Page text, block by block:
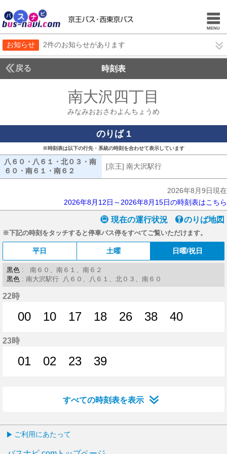
お知らせ 2件のお知らせがあります
戻る 時刻表
南大沢四丁目
みなみおおさわよんちょうめ
のりば 1
※時刻表は以下の行先・系統の時刻を合わせて表示しています
八６０・八６１・北０３・南
６０・南６１・南６２
八６０・八６１・北０３・南６０・南６１・南
[京王] 南大沢駅行
2026年8月9日現在
2026年8月12日～2026年8月15日の時刻表はこちら
現在の運行状況 のりば地図
※下記の時刻をタッチすると停車バス停をすべてご覧いただけます。
平日 土曜 日曜/祝日
黒色 : 南６０、南６１、南６２
黒色 : 南大沢駅行 八６０、八６１、北０３、南６０
22時
00
10
17
18
26
38
40
23時
01
02
23
39
すべての時刻表を表示
ご利用にあたって